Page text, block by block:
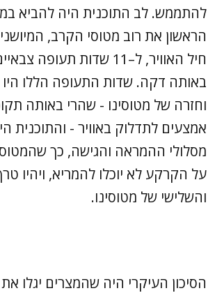
להתממש. לב התוכנית היה להביא
הראשון את רוב מטוסי הקרב,
חיל האוויר, ל–11 שדות
באותה דקה. שדות התעופה הללו היו
וחזרה של מטוסינו - שהרי באותה
אמצעים לתדלוק באוויר - והתוכנית
מסלולי ההמראה והגישה, כך
על הקרקע לא יוכלו להמריא, ויהיו
והשלישי של מטוסינו.
הסיכון העיקרי היה שהמצרים יגלו